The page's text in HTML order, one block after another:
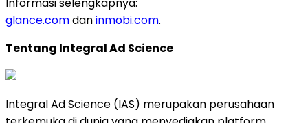
glance.comdaninmobi.com.
Tentang Integral Ad Science
Integral Ad Science (IAS) merupakan perusahaan